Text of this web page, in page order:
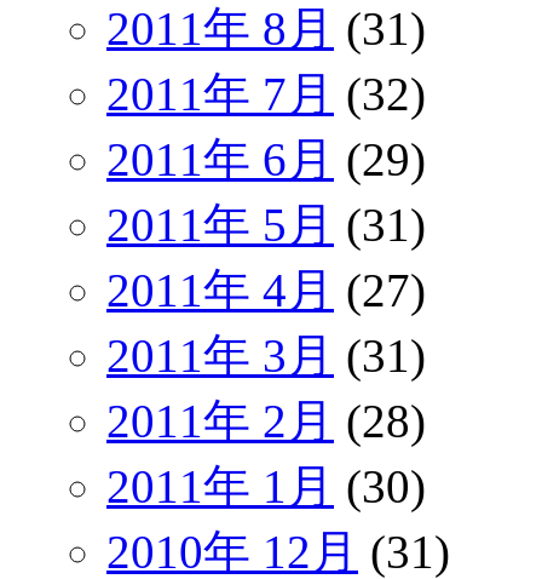
2011年 8月 (31)
2011年 7月 (32)
2011年 6月 (29)
2011年 5月 (31)
2011年 4月 (27)
2011年 3月 (31)
2011年 2月 (28)
2011年 1月 (30)
2010年 12月 (31)